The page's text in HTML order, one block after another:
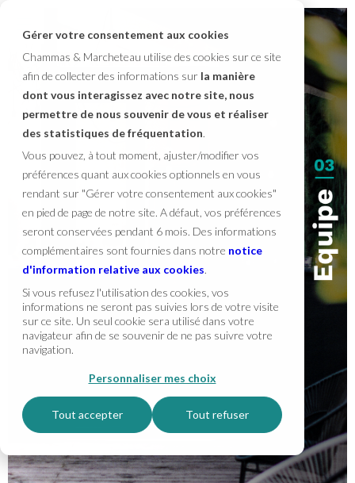
Gérer votre consentement aux cookies
Chammas & Marcheteau utilise des cookies sur ce site
afin de collecter des informations sur la manière
dont vous interagissez avec notre site, nous
permettre de nous souvenir de vous et réaliser
des statistiques de fréquentation.
Vous pouvez, à tout moment, ajuster/modifier vos
préférences quant aux cookies optionnels en vous
rendant sur "Gérer votre consentement aux cookies"
en pied de page de notre site. A défaut, vos préférences
seront conservées pendant 6 mois. Des informations
complémentaires sont fournies dans notre notice
d'information relative aux cookies.
Si vous refusez l'utilisation des cookies, vos
informations ne seront pas suivies lors de votre visite
sur ce site. Un seul cookie sera utilisé dans votre
navigateur afin de se souvenir de ne pas suivre votre
navigation.
Personnaliser mes choix
Tout accepter Tout refuser